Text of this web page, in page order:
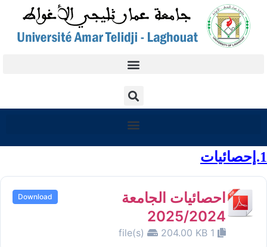
1.إحصائيات
احصائيات الجامعة
2025/2024
204.00 KB
Download